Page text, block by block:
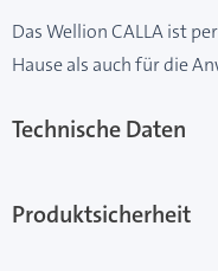
Das Wellion CALLA ist
Hause als auch für die
Technische Daten
Produktsicherheit